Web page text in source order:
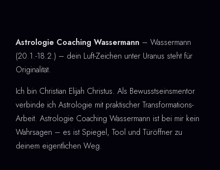
Astrologie Coaching Wassermann – Wassermann
(20.1.-18.2.) – dein Luft-Zeichen unter Uranus steht für
Originalität.
Ich bin Christian Elijah Christus. Als Bewusstseinsmentor
verbinde ich Astrologie mit praktischer Transformations-
Arbeit. Astrologie Coaching Wassermann ist bei mir kein
Wahrsagen – es ist Spiegel, Tool und Türöffner zu
deinem eigentlichen Weg.